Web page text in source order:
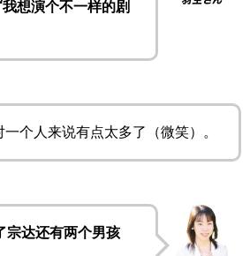
想演个不一样的剧
一个人来说有点太多了（微笑）。
宗达还有两个男孩